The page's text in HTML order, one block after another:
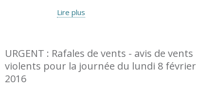
Lire plus
URGENT : Rafales de vents - avis de vents
violents pour la journée du lundi 8 février
2016